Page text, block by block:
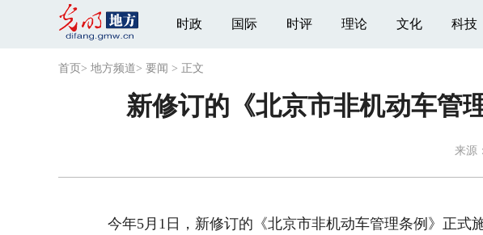
时政 国际 时评 理论 文化 科技
首页 > 地方频道> 要闻 > 正文
新修订的《北京市非机动车管
来源：
今年5月1日，新修订的《北京市非机动车管理条例》正式